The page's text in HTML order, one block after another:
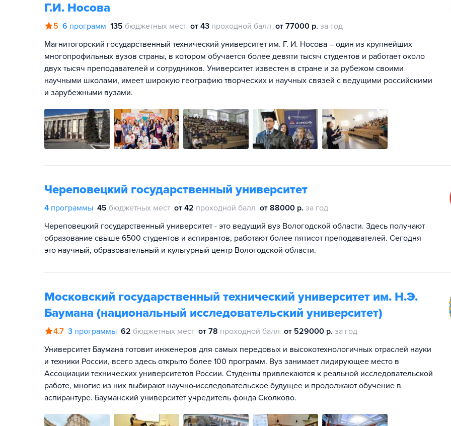
Г.И. Носова
5 6 программ 135 бюджетных мест от 43 проходной балл от 77000 р. за год
Магнитогорский государственный технический университет им. Г. И. Носова – один из крупнейших
многопрофильных вузов страны, в котором обучается более девяти тысяч студентов и работает около
двух тысяч преподавателей и сотрудников. Университет известен в стране и за рубежом своими
научными школами, имеет широкую географию творческих и научных связей с ведущими российскими
и зарубежными вузами.
Череповецкий государственный университет
4 программы 45 бюджетных мест от 42 проходной балл от 88000 р. за год
Череповецкий государственный университет - это ведущий вуз Вологодской области. Здесь получают
образование свыше 6500 студентов и аспирантов, работают более пятисот преподавателей. Сегодня
это научный, образовательный и культурный центр Вологодской области.
Московский государственный технический университет им. Н.Э.
Баумана (национальный исследовательский университет)
4.7 3 программы 62 бюджетных мест от 78 проходной балл от 529000 р. за год
Университет Баумана готовит инженеров для самых передовых и высокотехнологичных отраслей науки
и техники России, всего здесь открыто более 100 программ. Вуз занимает лидирующее место в
Ассоциации технических университетов России. Студенты привлекаются к реальной исследовательской
работе, многие из них выбирают научно-исследовательское будущее и продолжают обучение в
аспирантуре. Бауманский университет учредитель фонда Сколково.